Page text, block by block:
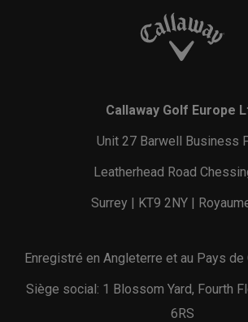
Callaway Golf Europe
Unit 27 Barwell Business
Leatherhead Road
Surrey | KT9 2NY |
Enregistré en Angleterre et au Pays de
Siège social: 1 Blossom Yard, Fourth
6RS